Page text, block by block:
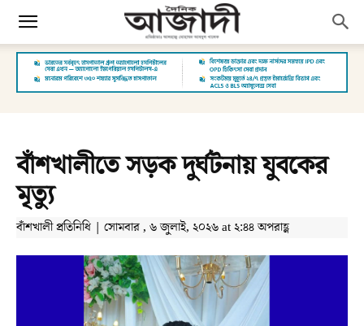
বাঁশখালীতে সড়ক দুর্ঘটনায় যুবকের
মৃত্যু
বাঁশখালী প্রতিনিধি | সোমবার , ৬ জুলাই, ২০২৬ at ২:৪৪ অপরাহ্ণ